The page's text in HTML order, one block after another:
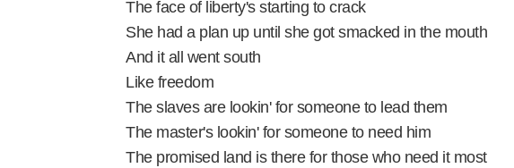
The face of liberty's starting to crack
She had a plan up until she got smacked in the mouth
And it all went south
Like freedom
The slaves are lookin' for someone to lead them
The master's lookin' for someone to need him
The promised land is there for those who need it most